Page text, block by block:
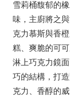
雪莉桶馥郁的
味，主廚將之
克力慕斯與香
糕、爽脆的可
淋上巧克力鏡
巧的結構，打
克力、香醇的